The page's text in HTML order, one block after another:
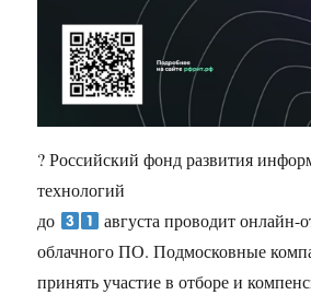
? Российский фонд развития
технологий
до
августа проводит онлайн-
облачного ПО. Подмосковные
принять участие в отборе и